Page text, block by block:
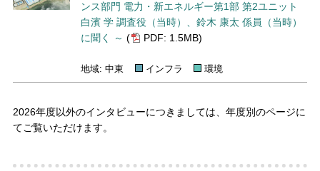
ンス部門 電力・新エネルギー第1部 第2ユニット
白濱 学 調査役（当時）、鈴木 康太 係員（当時）
に聞く ～ ( PDF: 1.5MB)
地域: 中東 インフラ 環境
2026年度以外のインタビューにつきましては、年度別のページに
てご覧いただけます。